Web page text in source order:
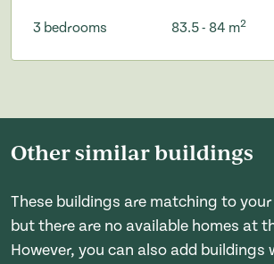
3 bedrooms 83.5 - 84 m2
Other similar buildings
These buildings are matching to
but there are no available homes at
However, you can also add buildings